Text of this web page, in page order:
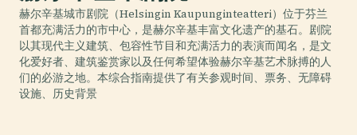
赫尔辛基城市剧院（Helsingin Kaupunginteatteri）位于芬兰
首都充满活力的市中心，是赫尔辛基丰富文化遗产的基石。剧院
以其现代主义建筑、包容性节目和充满活力的表演而闻名，是文
化爱好者、建筑鉴赏家以及任何希望体验赫尔辛基艺术脉搏的人
们的必游之地。本综合指南提供了有关参观时间、票务、无障碍
设施、历史背景